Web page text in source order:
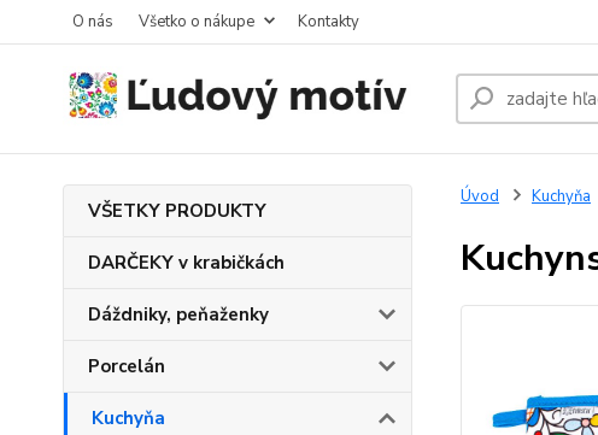
O nás Všetko o nákupe Kontakty
VŠETKY PRODUKTY
DARČEKY v krabičkách
Dáždniky, peňaženky
Porcelán
Kuchyňa
Úvod Kuchyňa